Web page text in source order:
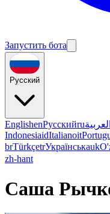
Запустить бота
Русский
EnglishenРусскийruالعربية
IndonesiaidItalianoit
brTürkçetrУкраїнськаuk
zh-hant
Саша